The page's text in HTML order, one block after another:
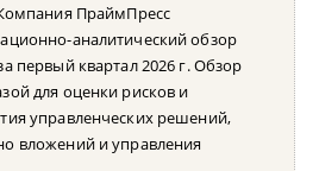
ПраймПресс
аналитический обзор
первый квартал 2026 г. Обзор
для оценки рисков и
управленческих решений,
вложений и управления